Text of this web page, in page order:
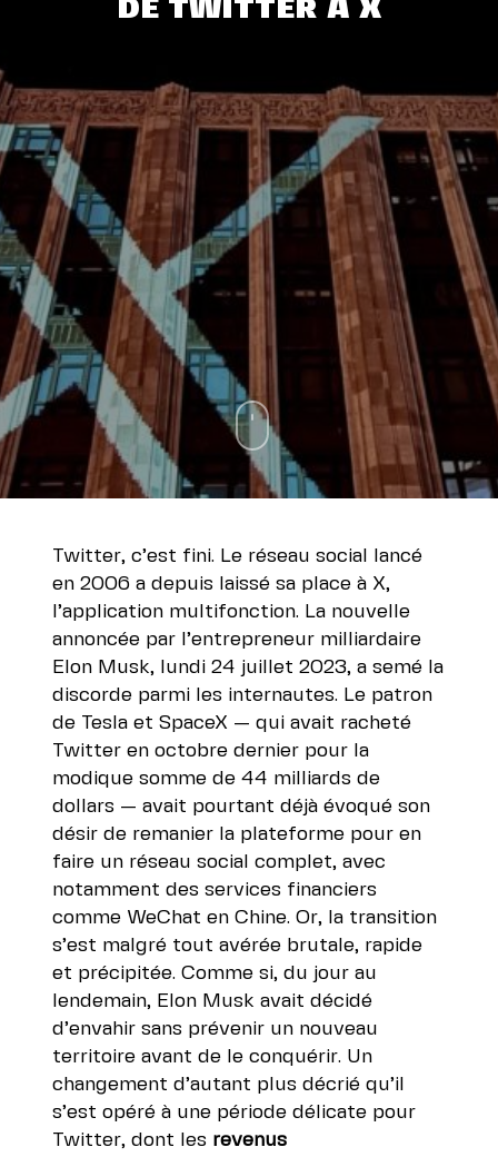
DE TWITTER À X
Twitter, c’est fini. Le réseau social lancé
en 2006 a depuis laissé sa place à X,
l’application multifonction. La nouvelle
annoncée par l’entrepreneur milliardaire
Elon Musk, lundi 24 juillet 2023, a semé la
discorde parmi les internautes. Le patron
de Tesla et SpaceX — qui avait racheté
Twitter en octobre dernier pour la
modique somme de 44 milliards de
dollars — avait pourtant déjà évoqué son
désir de remanier la plateforme pour en
faire un réseau social complet, avec
notamment des services financiers
comme WeChat en Chine. Or, la transition
s’est malgré tout avérée brutale, rapide
et précipitée. Comme si, du jour au
lendemain, Elon Musk avait décidé
d’envahir sans prévenir un nouveau
territoire avant de le conquérir. Un
changement d’autant plus décrié qu’il
s’est opéré à une période délicate pour
Twitter, dont les revenus